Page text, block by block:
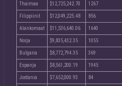
Thaimaa $12,725,242.70 1267
Filippiinit $12,049,225.48 856
Alankomaat $11,536,640.06 1640
Norja $9,835,432.35 1055
Bulgaria $8,772,794.35 369
Espanja $8,561,200.19 1945
Jordania $7,652,000.93 84